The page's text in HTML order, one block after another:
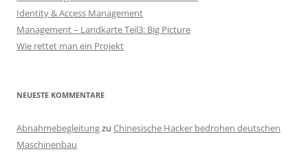
Identity & Access Management
Management – Landkarte Teil3: Big Picture
Wie rettet man ein Projekt
NEUESTE KOMMENTARE
Abnahmebegleitungzu Chinesische Hacker bedrohen deutschen
Maschinenbau